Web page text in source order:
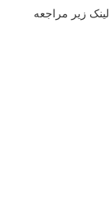
برای آشنایی با امکانات کنترل پنل سی پنل cPanel لینک زیر مراجعه